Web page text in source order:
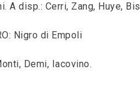
A disp.: Cerri, Zang, Huye,
Nigro di Empoli
Demi, Iacovino.